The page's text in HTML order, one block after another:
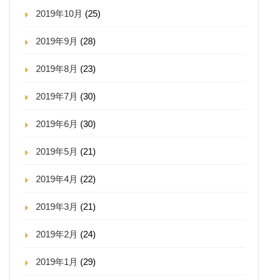
2019年10月 (25)
2019年9月 (28)
2019年8月 (23)
2019年7月 (30)
2019年6月 (30)
2019年5月 (21)
2019年4月 (22)
2019年3月 (21)
2019年2月 (24)
2019年1月 (29)